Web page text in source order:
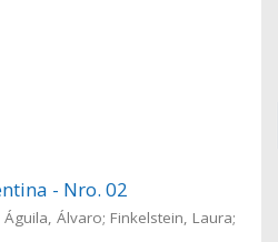
- Nro. 02
Álvaro; Finkelstein, Laura;